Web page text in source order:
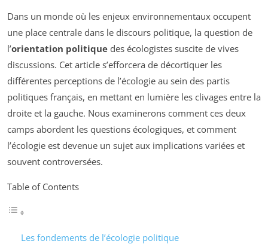
Dans un monde où les enjeux environnementaux occupent
une place centrale dans le discours politique, la question de
l’orientation politique des écologistes suscite de vives
discussions. Cet article s’efforcera de décortiquer les
différentes perceptions de l’écologie au sein des partis
politiques français, en mettant en lumière les clivages entre la
droite et la gauche. Nous examinerons comment ces deux
camps abordent les questions écologiques, et comment
l’écologie est devenue un sujet aux implications variées et
souvent controversées.
Table of Contents
Les fondements de l’écologie politique